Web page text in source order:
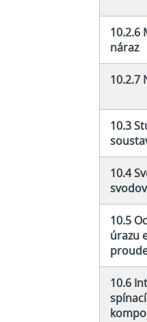
10.2.6
náraz
10.2.7
10.3
10.4
10.5
úrazu
10.6